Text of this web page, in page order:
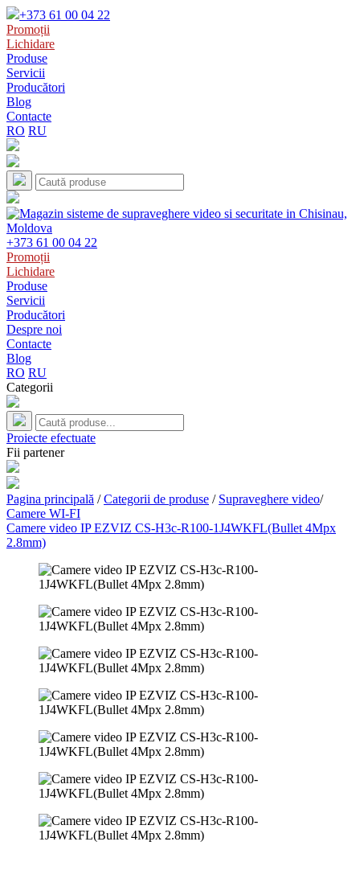
+373 61 00 04 22
Promoții
Lichidare
Produse
Servicii
Producători
Blog
Contacte
RO RU
+373 61 00 04 22
Promoții
Lichidare
Produse
Servicii
Producători
Despre noi
Contacte
Blog
RO RU
Categorii
Proiecte efectuate
Fii partener
Pagina principală / Categorii de produse / Supraveghere video/
Camere WI-FI
Camere video IP EZVIZ CS-H3c-R100-1J4WKFL(Bullet 4Mpx
2.8mm)